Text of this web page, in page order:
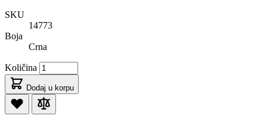
SKU
14773
Boja
Crna
Količina
Dodaj u korpu